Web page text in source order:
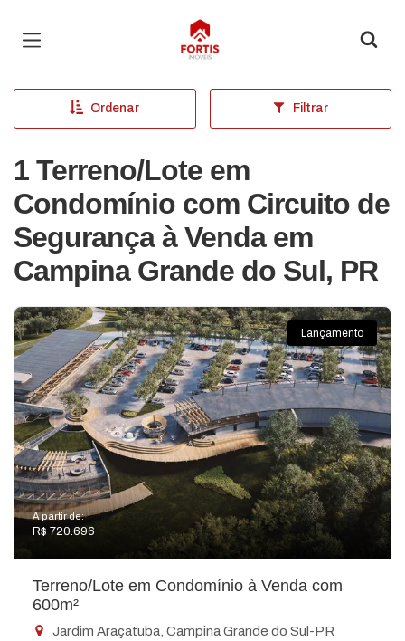
Página inicial
Ordenar Filtrar
1 Terreno/Lote em
Condomínio com Circuito de
Segurança à Venda em
Campina Grande do Sul, PR
Lançamento
A partir de:
R$ 720.696
Terreno/Lote em Condomínio à Venda com
600m²
Jardim Araçatuba, Campina Grande do Sul-PR